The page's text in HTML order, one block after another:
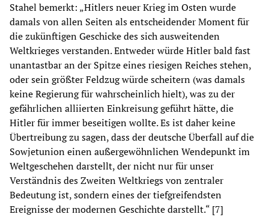
Stahel bemerkt: „Hitlers neuer Krieg im Osten wurde
damals von allen Seiten als entscheidender Moment für
die zukünftigen Geschicke des sich ausweitenden
Weltkrieges verstanden. Entweder würde Hitler bald fast
unantastbar an der Spitze eines riesigen Reiches stehen,
oder sein größter Feldzug würde scheitern (was damals
keine Regierung für wahrscheinlich hielt), was zu der
gefährlichen alliierten Einkreisung geführt hätte, die
Hitler für immer beseitigen wollte. Es ist daher keine
Übertreibung zu sagen, dass der deutsche Überfall auf die
Sowjetunion einen außergewöhnlichen Wendepunkt im
Weltgeschehen darstellt, der nicht nur für unser
Verständnis des Zweiten Weltkriegs von zentraler
Bedeutung ist, sondern eines der tiefgreifendsten
Ereignisse der modernen Geschichte darstellt.“ [7]